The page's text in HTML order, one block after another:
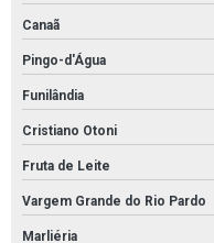
Canaã
Pingo-d'Água
Funilândia
Cristiano Otoni
Fruta de Leite
Vargem Grande do Rio Pardo
Marliéria